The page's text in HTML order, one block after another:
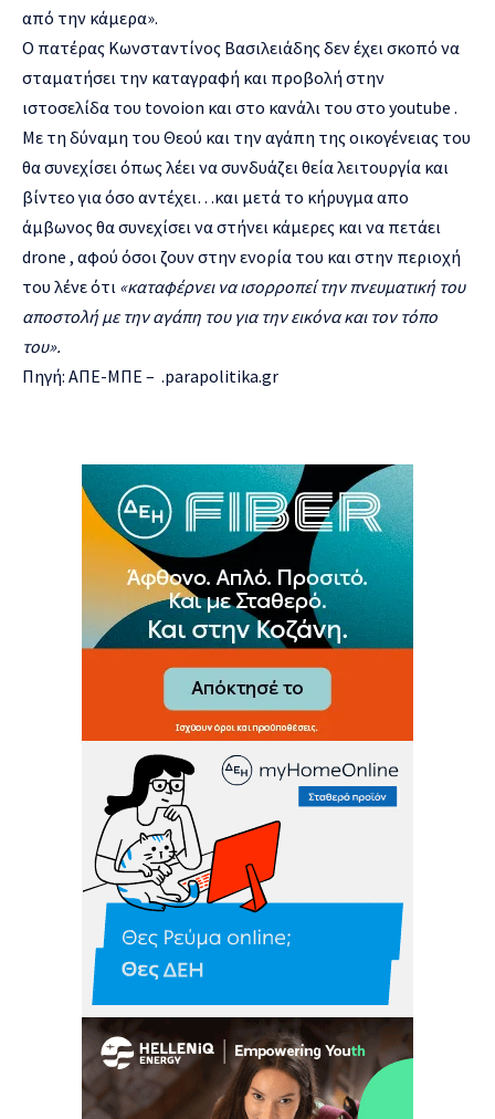
από την κάμερα».
Ο πατέρας Κωνσταντίνος Βασιλειάδης δεν έχει σκοπό να
σταματήσει την καταγραφή και προβολή στην
ιστοσελίδα του tovoion και στο κανάλι του στo youtube .
Με τη δύναμη του Θεού και την αγάπη της οικογένειας του
θα συνεχίσει όπως λέει να συνδυάζει θεία λειτουργία και
βίντεο για όσο αντέχει…και μετά το κήρυγμα απο
άμβωνος θα συνεχίσει να στήνει κάμερες και να πετάει
drone , αφού όσοι ζουν στην ενορία του και στην περιοχή
του λένε ότι «καταφέρνει να ισορροπεί την πνευματική του
αποστολή με την αγάπη του για την εικόνα και τον τόπο
του».
Πηγή: ΑΠΕ-ΜΠΕ – .parapolitika.gr